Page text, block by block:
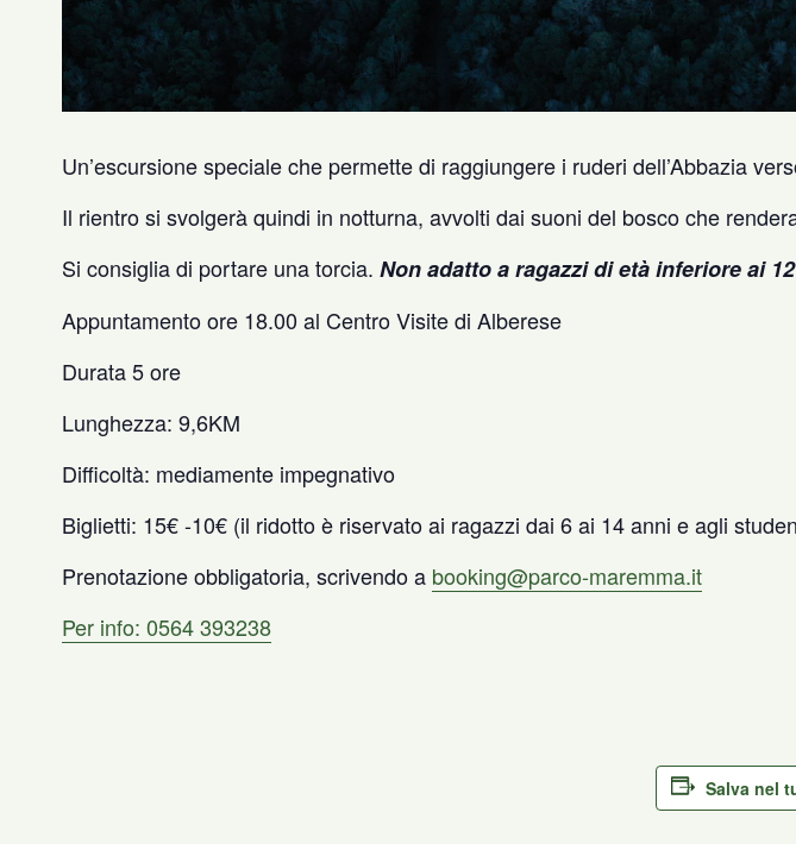
Un’escursione speciale che permette di raggiungere i ruderi dell’Abbazia
Il rientro si svolgerà quindi in notturna, avvolti dai suoni del bosco che
Si consiglia di portare una torcia. Non adatto a ragazzi di età inferiore ai
Appuntamento ore 18.00 al Centro Visite di Alberese
Durata 5 ore
Lunghezza: 9,6KM
Difficoltà: mediamente impegnativo
Biglietti: 15€ -10€ (il ridotto è riservato ai ragazzi dai 6 ai 14 anni e agli
Prenotazione obbligatoria, scrivendo a booking@parco-maremma.it
Per info: 0564 393238
Salva nel